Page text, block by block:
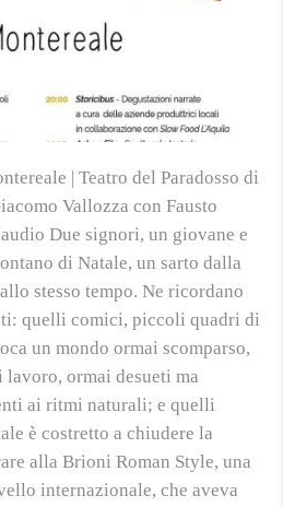
| Teatro del Paradosso di
Vallozza con Fausto
Due signori, un giovane e
di Natale, un sarto dalla
stesso tempo. Ne ricordano
quelli comici, piccoli quadri di
un mondo ormai scomparso,
ormai desueti ma
ai ritmi naturali; e quelli
è costretto a chiudere la
alla Brioni Roman Style, una
internazionale, che aveva